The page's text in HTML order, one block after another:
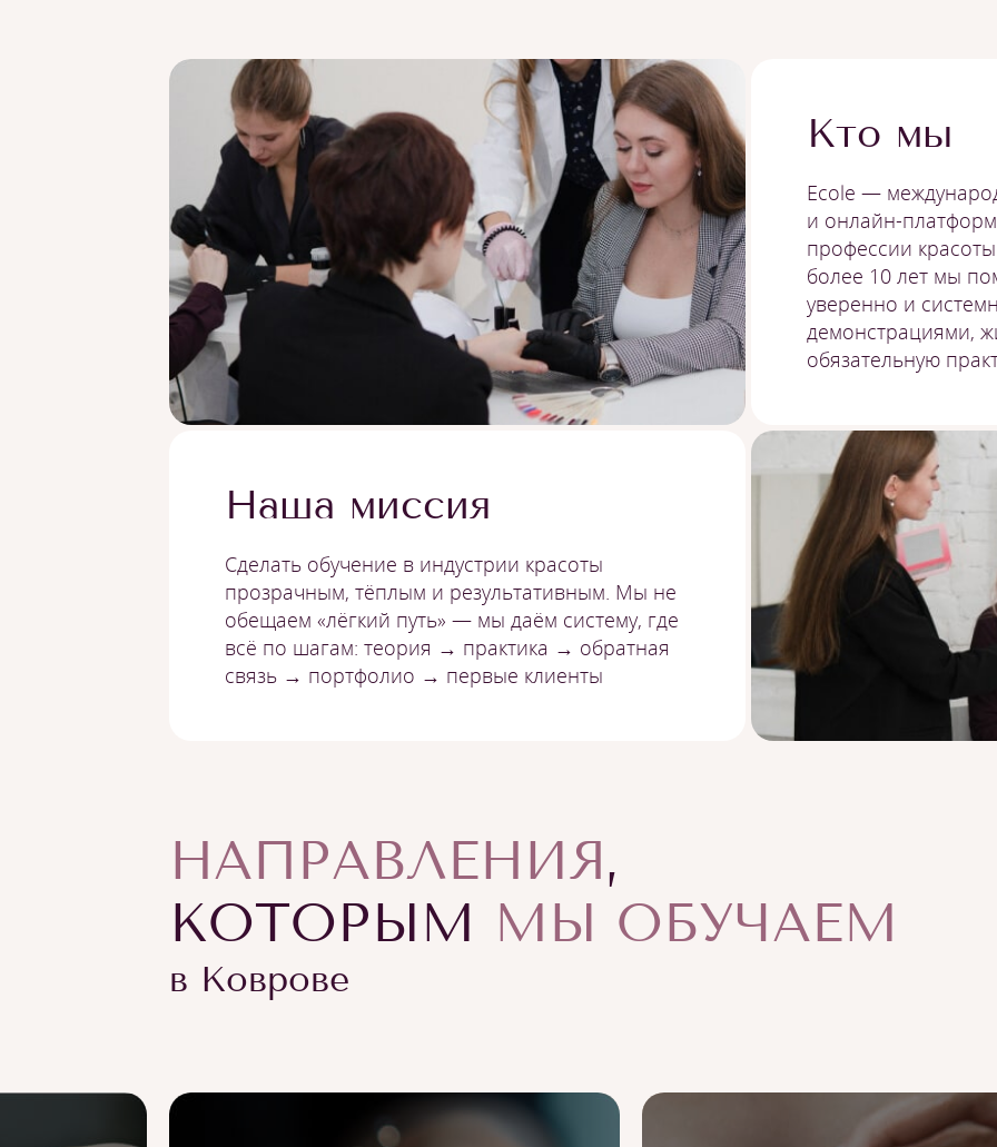
Кто мы
Ecole —
и онлайн-
профессии
более 10 лет мы
уверенно и
демонстрациями,
обязательную
Наша миссия
Сделать обучение в индустрии красоты
прозрачным, тёплым и результативным. Мы не
обещаем «лёгкий путь» — мы даём систему, где
всё по шагам: теория → практика → обратная
связь → портфолио → первые клиенты
НАПРАВЛЕНИЯ,
КОТОРЫМ МЫ ОБУЧАЕМ
в Коврове